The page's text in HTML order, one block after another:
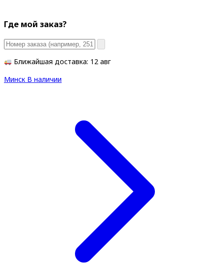
Где мой заказ?
Ближайшая доставка: 12 авг
Минск В наличии